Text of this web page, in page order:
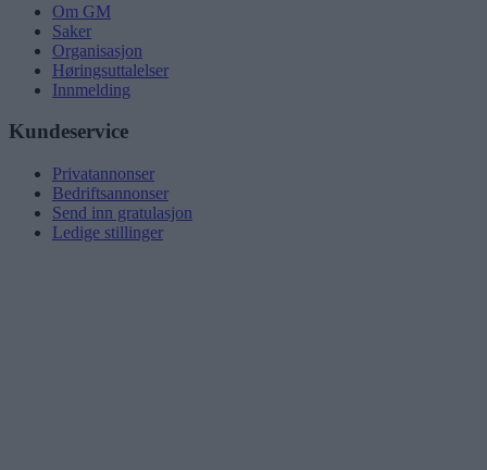
Om GM
Saker
Organisasjon
Høringsuttalelser
Innmelding
Kundeservice
Privatannonser
Bedriftsannonser
Send inn gratulasjon
Ledige stillinger